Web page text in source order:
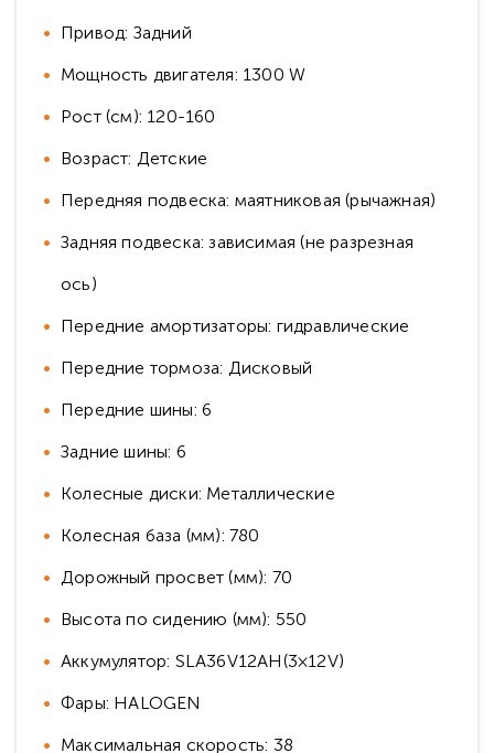
Привод: Задний
Мощность двигателя: 1300 W
Рост (см): 120-160
Возраст: Детские
Передняя подвеска: маятниковая (рычажная)
Задняя подвеска: зависимая (не разрезная
ось)
Передние амортизаторы: гидравлические
Передние тормоза: Дисковый
Передние шины: 6
Задние шины: 6
Колесные диски: Металлические
Колесная база (мм): 780
Дорожный просвет (мм): 70
Высота по сидению (мм): 550
Аккумулятор: SLA36V12AH(3×12V)
Фары: HALOGEN
Максимальная скорость: 38